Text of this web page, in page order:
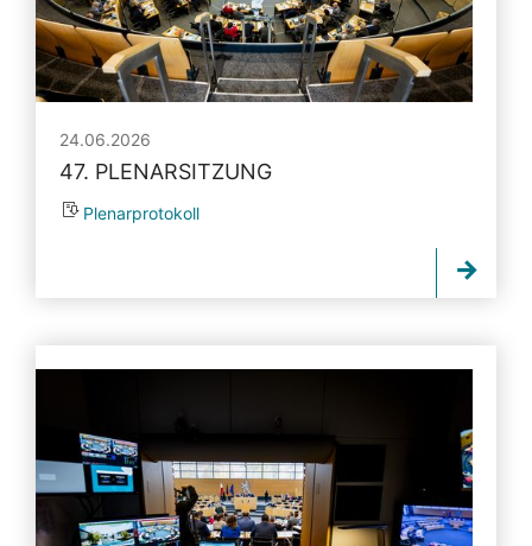
24.06.2026
47. PLENARSITZUNG
Plenarprotokoll